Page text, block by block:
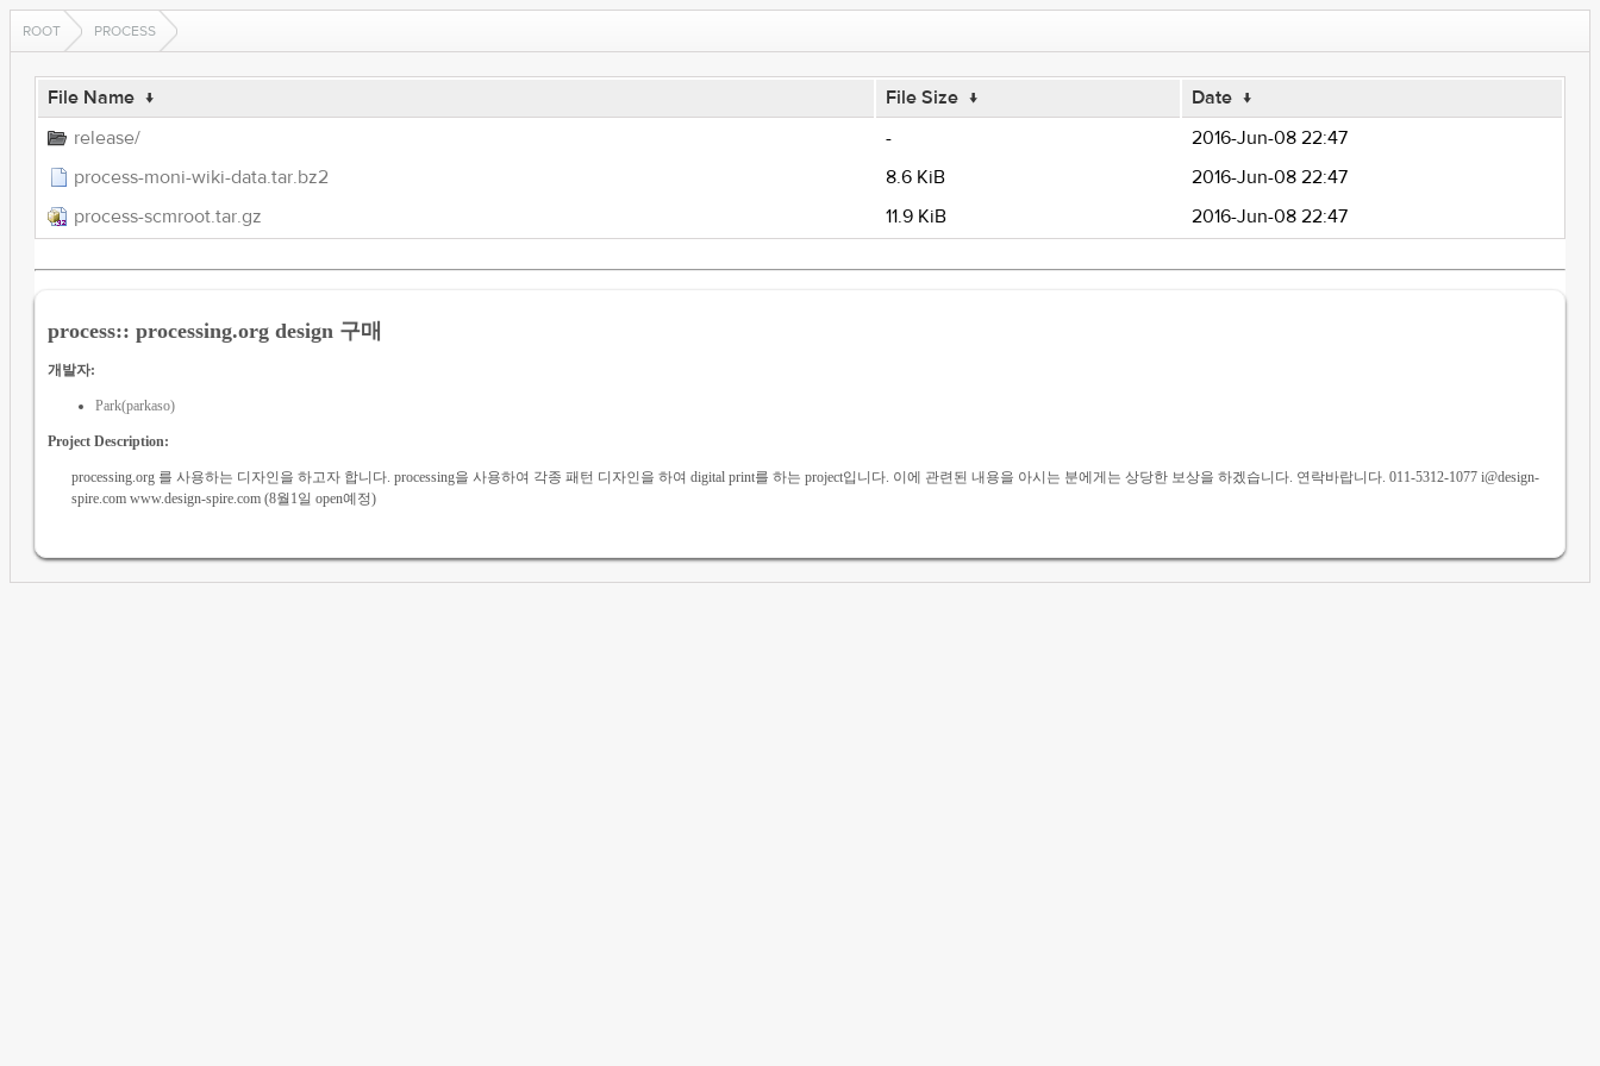
ROOT PROCESS
File Name ↓ File Size ↓ Date ↓
release/
-
2016-Jun-08 22:47
process-moni-wiki-data.tar.bz2
8.6 KiB
2016-Jun-08 22:47
process-scmroot.tar.gz
11.9 KiB 2016-Jun-08 22:47
process:: processing.org design 구매
개발자:
Park(parkaso)
Project Description:
processing.org 를 사용하는 디자인을 하고자 합니다. processing을 사용하여 각종 패턴 디자인을 하여 digital print를 하는 project입니다. 이에 관련된 내용을 아시는 분에게는 상당한 보상을 하겠습니다. 연락바랍니다. 011-5312-1077 i@design-
spire.com www.design-spire.com (8월1일 open예정)